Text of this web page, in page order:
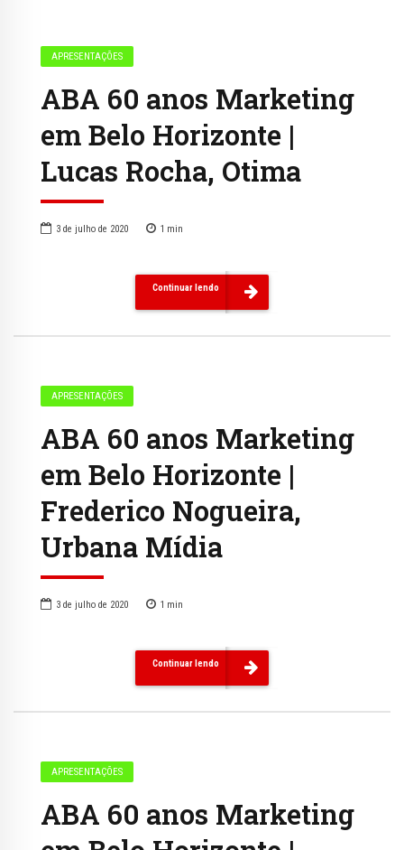
APRESENTAÇÕES
ABA 60 anos Marketing
em Belo Horizonte |
Lucas Rocha, Otima
3 de julho de 2020 1 min
Continuar lendo
APRESENTAÇÕES
ABA 60 anos Marketing
em Belo Horizonte |
Frederico Nogueira,
Urbana Mí­dia
3 de julho de 2020 1 min
Continuar lendo
APRESENTAÇÕES
ABA 60 anos Marketing